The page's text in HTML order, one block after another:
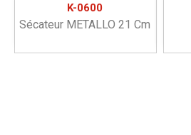
K-0600
Sécateur METALLO 21 Cm